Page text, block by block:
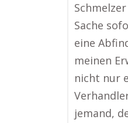
Sache
eine
meinen
nicht nur
jemand,